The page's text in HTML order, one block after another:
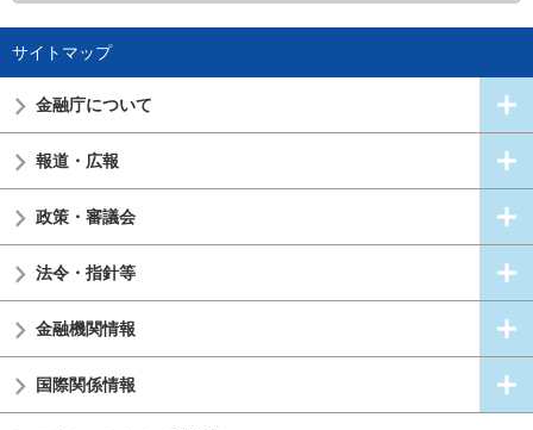
サイトマップ
金融庁について
報道・広報
政策・審議会
法令・指針等
金融機関情報
国際関係情報